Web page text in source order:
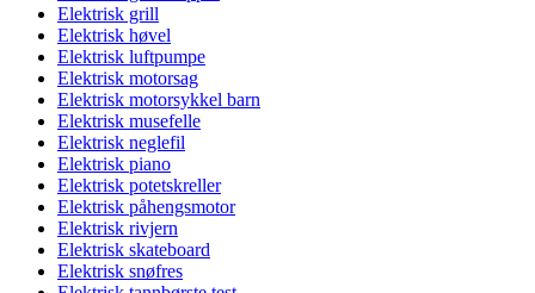
Elektrisk grill
Elektrisk høvel
Elektrisk luftpumpe
Elektrisk motorsag
Elektrisk motorsykkel barn
Elektrisk musefelle
Elektrisk neglefil
Elektrisk piano
Elektrisk potetskreller
Elektrisk påhengsmotor
Elektrisk rivjern
Elektrisk skateboard
Elektrisk snøfres